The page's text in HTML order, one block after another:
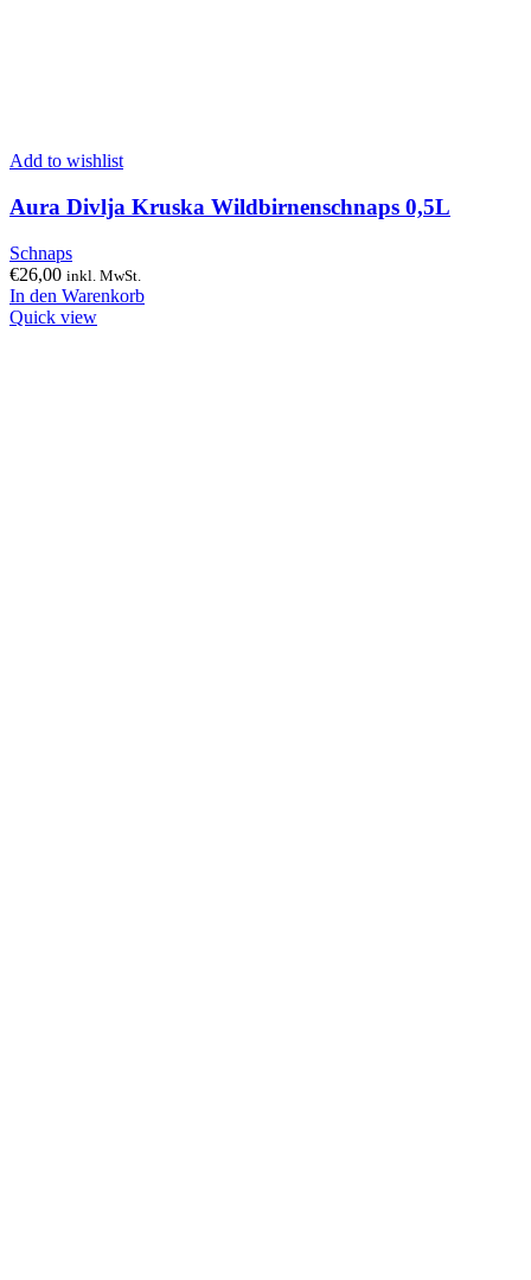
Add to wishlist
Aura Divlja Kruska Wildbirnenschnaps 0,5L
Schnaps
€26,00 inkl. MwSt.
In den Warenkorb
Quick view